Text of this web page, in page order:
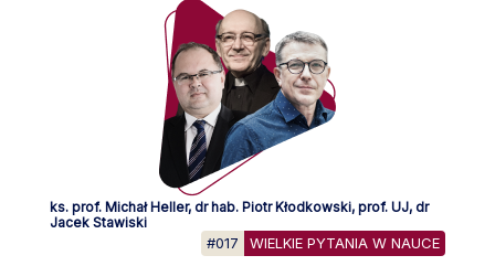
ks. prof. Michał Heller, dr hab. Piotr Kłodkowski, prof. UJ, dr
Jacek Stawiski
WIELKIE PYTANIA W NAUCE
#017